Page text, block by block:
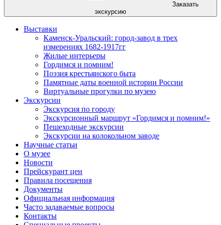
Заказать
экскурсию
Выставки
Каменск-Уральский: город-завод в трех
измерениях 1682-1917гг
Жилые интерьеры
Гордимся и помним!
Поэзия крестьянского быта
Памятные даты военной истории России
Виртуальные прогулки по музею
Экскурсии
Экскурсия по городу
Экскурсионный маршрут «Гордимся и помним!»
Пешеходные экскурсии
Экскурсии на колокольном заводе
Научные статьи
О музее
Новости
Прейскурант цен
Правила посещения
Документы
Официальная информация
Часто задаваемые вопросы
Контакты